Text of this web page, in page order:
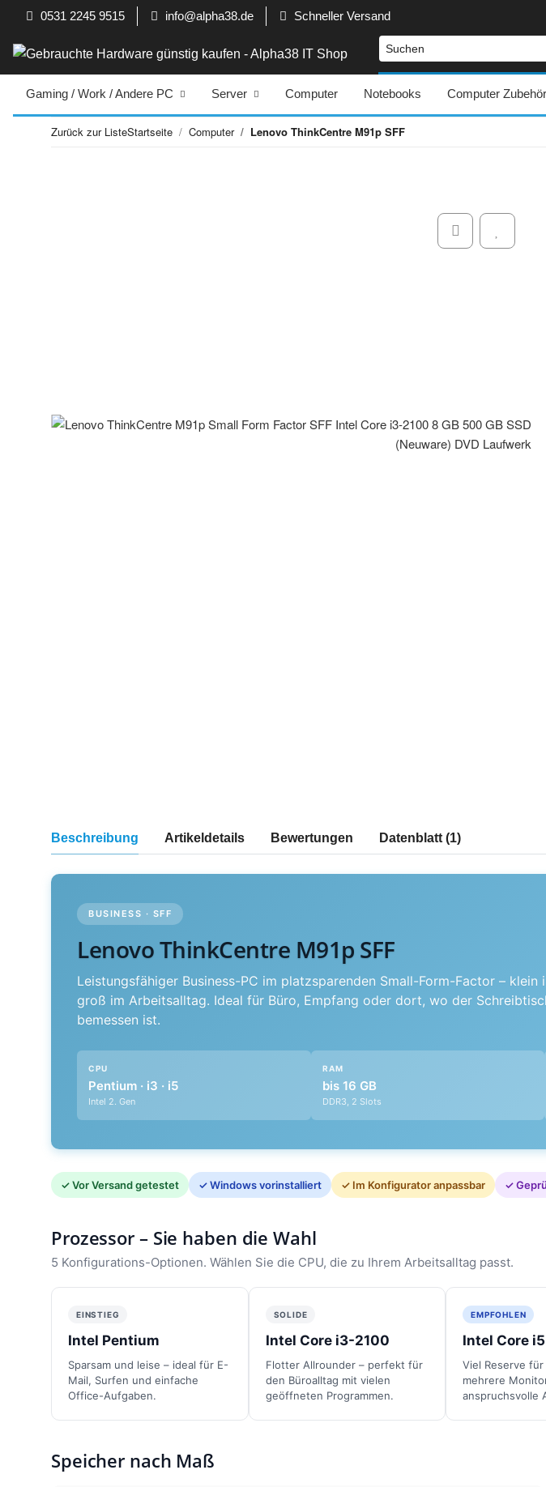
0531 2245 9515 info@alpha38.de
Schneller Versand
Gaming / Work / Andere PC Server Computer Notebooks Computer Zubehör
Zurück zur ListeStartseite Computer Lenovo ThinkCentre M91p SFF
weitere Registerkarten anzeigen
Beschreibung Artikeldetails Bewertungen Datenblatt (1)
BUSINESS · SFF
Lenovo ThinkCentre M91p SFF
Leistungsfähiger Business-PC im platzsparenden Small-Form-Factor – klein
groß im Arbeitsalltag. Ideal für Büro, Empfang oder dort, wo der
bemessen ist.
CPU
Pentium · i3 · i5
Intel 2. Gen
RAM
bis 16 GB
DDR3, 2 Slots
✓ Vor Versand getestet ✓ Windows vorinstalliert ✓ Im Konfigurator anpassbar ✓
Prozessor – Sie haben die Wahl
5 Konfigurations-Optionen. Wählen Sie die CPU, die zu Ihrem Arbeitsalltag passt.
EINSTIEG
Intel Pentium
Sparsam und leise – ideal für E-
Mail, Surfen und einfache
Office-Aufgaben.
SOLIDE
Intel Core i3-2100
Flotter Allrounder – perfekt für
den Büroalltag mit vielen
geöffneten Programmen.
EMPFOHLEN
Intel Core
Viel Reserve
mehrere
anspruchsvolle
Speicher nach Maß